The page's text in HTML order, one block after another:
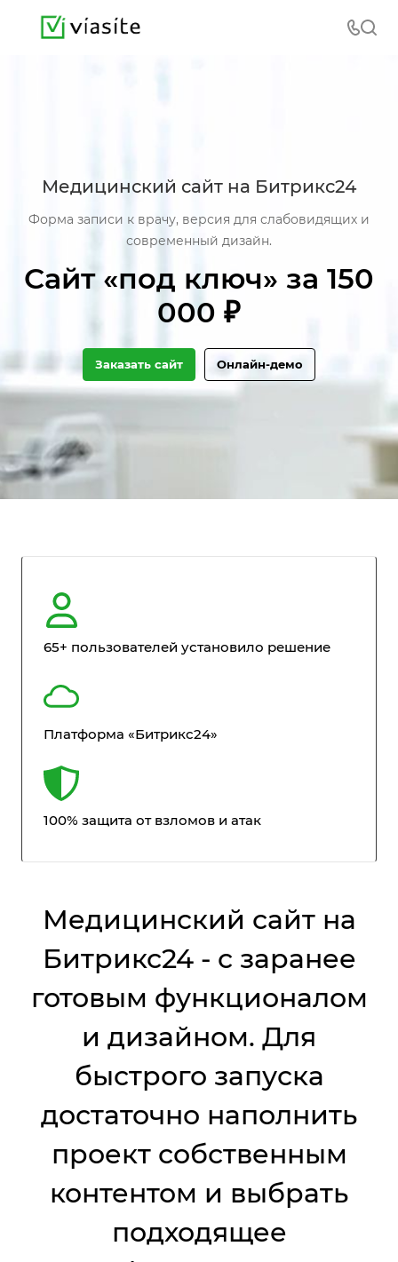
Медицинский сайт на Битрикс24
Форма записи к врачу, версия для слабовидящих и
современный дизайн.
Сайт ‭«под ключ» за 150
000 ₽
Заказать сайт Онлайн-демо
65+ пользователей установило решение
Платформа «Битрикс24»
100% защита от взломов и атак
Медицинский сайт на
Битрикс24 - с заранее
готовым функционалом
и дизайном. Для
быстрого запуска
достаточно наполнить
проект собственным
контентом и выбрать
подходящее